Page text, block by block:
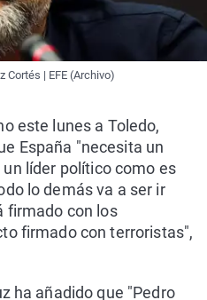
Cortés | EFE (Archivo)
este lunes a Toledo,
España "necesita un
líder político como es
lo demás va a ser ir
firmado con los
firmado con terroristas",
ha añadido que "Pedro